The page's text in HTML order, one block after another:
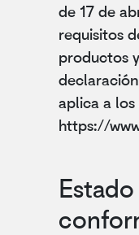
de 17 de
requisitos
productos
aplica a
https://